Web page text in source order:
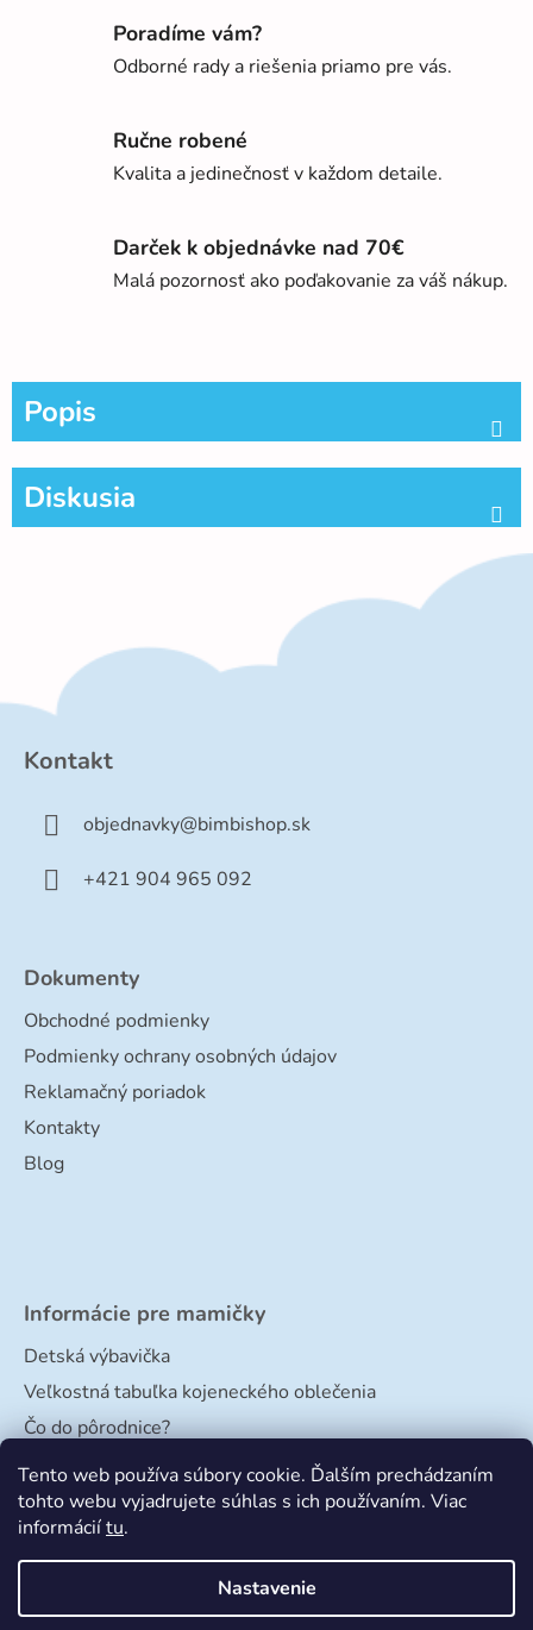
Tento web používa súbory cookie. Ďalším prechádzaním
tohto webu vyjadrujete súhlas s ich používaním. Viac
informáciítu.
Nastavenie
Poradíme vám?
Odborné rady a riešenia priamo pre vás.
Ručne robené
Kvalita a jedinečnosť v každom detaile.
Darček k objednávke nad 70€
Malá pozornosť ako poďakovanie za váš nákup.
Popis
Diskusia
Kontakt
objednavky@bimbishop.sk
+421 904 965 092
Dokumenty
Obchodné podmienky
Podmienky ochrany osobných údajov
Reklamačný poriadok
Kontakty
Blog
Informácie pre mamičky
Detská výbavička
Veľkostná tabuľka kojeneckého oblečenia
Čo do pôrodnice?
Veľkostná tabuľka papučiek